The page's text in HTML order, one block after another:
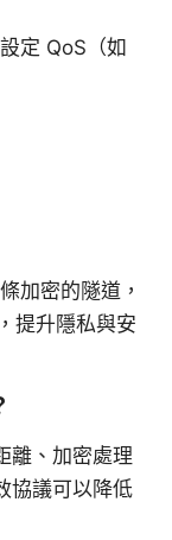
定 QoS（如
加密的隧道，
提升隱私與安
離、加密處理
協議可以降低